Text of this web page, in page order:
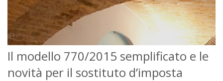
Il modello 770/2015 semplificato e le
novità per il sostituto d’imposta